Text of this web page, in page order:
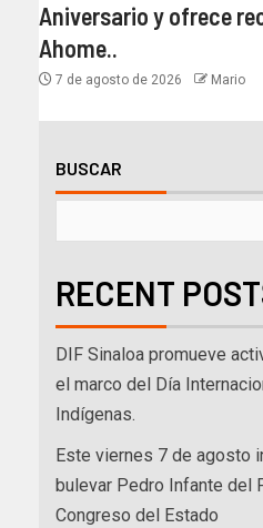
Aniversario y ofrece
Ahome..
7 de agosto de 2026 Mario
BUSCAR
RECENT
DIF Sinaloa promueve
el marco del Día
Indígenas.
Este viernes 7 de agosto
bulevar Pedro Infante del
Congreso del Estado